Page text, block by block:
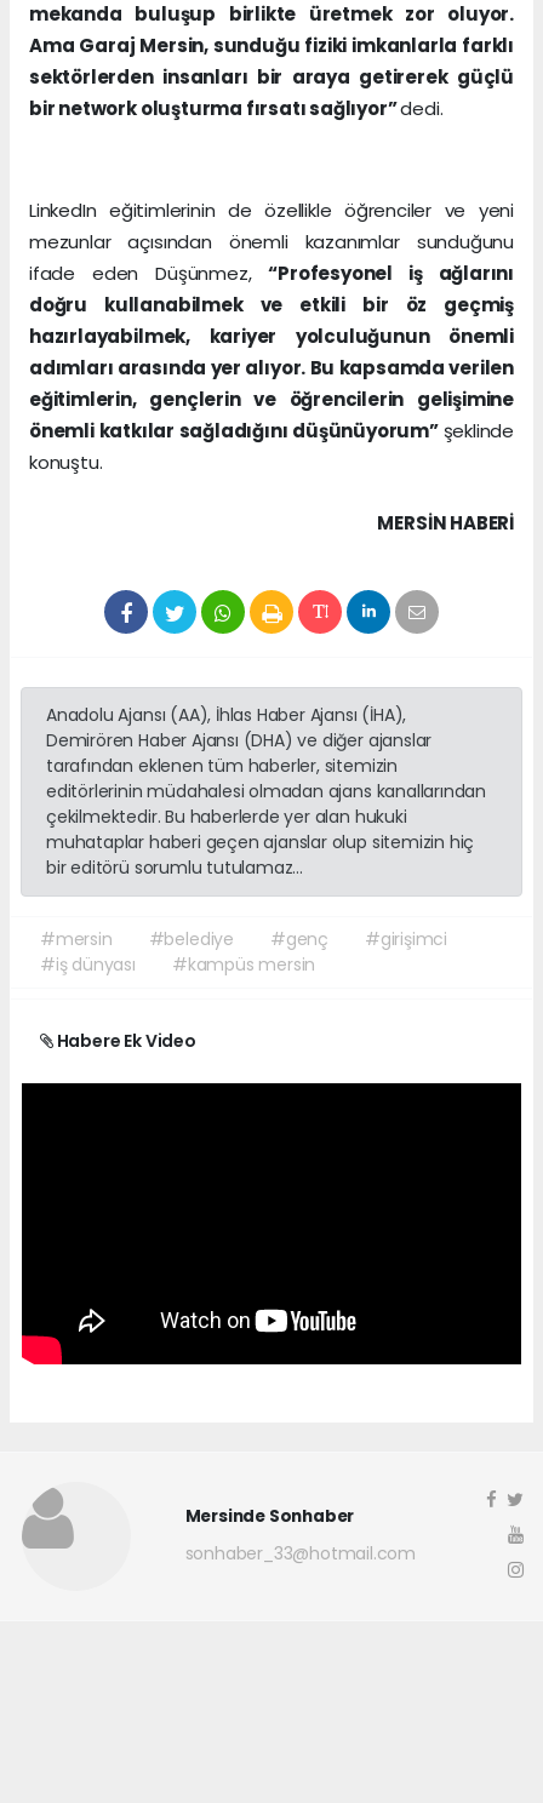
mekanda buluşup birlikte üretmek zor oluyor.
Ama Garaj Mersin, sunduğu fiziki imkanlarla farklı
sektörlerden insanları bir araya getirerek güçlü
bir network oluşturma fırsatı sağlıyor”dedi.
LinkedIn eğitimlerinin de özellikle öğrenciler ve yeni
mezunlar açısından önemli kazanımlar sunduğunu
ifade eden Düşünmez,“Profesyonel iş ağlarını
doğru kullanabilmek ve etkili bir öz geçmiş
hazırlayabilmek, kariyer yolculuğunun önemli
adımları arasında yer alıyor. Bu kapsamda verilen
eğitimlerin, gençlerin ve öğrencilerin gelişimine
önemli katkılar sağladığını düşünüyorum” şeklinde
konuştu.
MERSIN HABERİ
Anadolu Ajansı (AA), İhlas Haber Ajansı (İHA),
Demirören Haber Ajansı (DHA) ve diğer ajanslar
tarafından eklenen tüm haberler, sitemizin
editörlerinin müdahalesi olmadan ajans kanallarından
çekilmektedir. Bu haberlerde yer alan hukuki
muhataplar haberi geçen ajanslar olup sitemizin hiç
bir editörü sorumlu tutulamaz...
#mersin #belediye #genç
#girişimci
#iş dünyası
#kampüs mersin
Habere Ek Video
Mersinde Sonhaber
sonhaber_33@hotmail.com